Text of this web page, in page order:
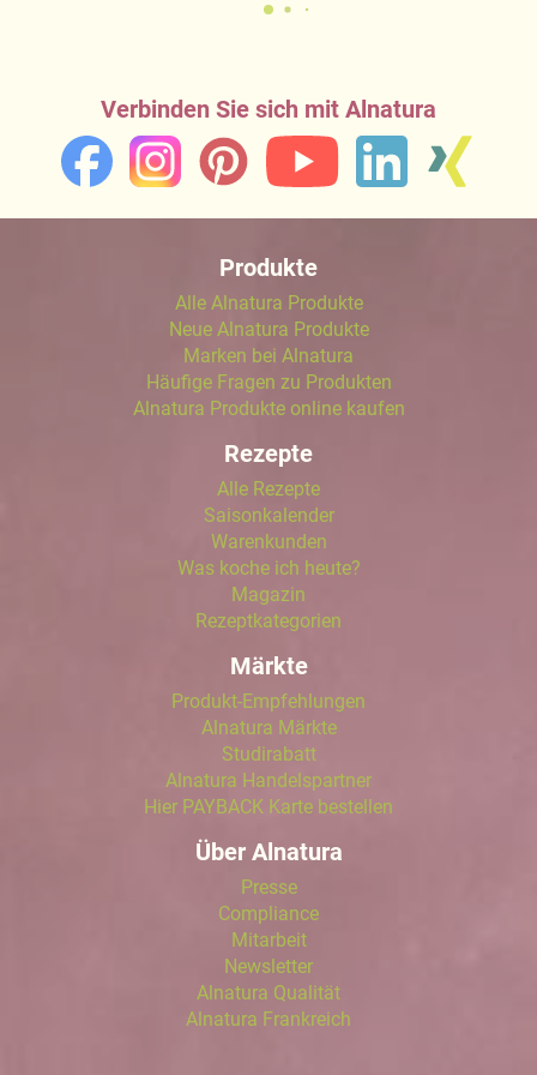
Verbinden Sie sich mit Alnatura
Produkte
Alle Alnatura Produkte
Neue Alnatura Produkte
Marken bei Alnatura
Häufige Fragen zu Produkten
Alnatura Produkte online kaufen
Rezepte
Alle Rezepte
Saisonkalender
Warenkunden
Was koche ich heute?
Magazin
Rezeptkategorien
Märkte
Produkt-Empfehlungen
Alnatura Märkte
Studirabatt
Alnatura Handelspartner
Hier PAYBACK Karte bestellen
Über Alnatura
Presse
Compliance
Mitarbeit
Newsletter
Alnatura Qualität
Alnatura Frankreich